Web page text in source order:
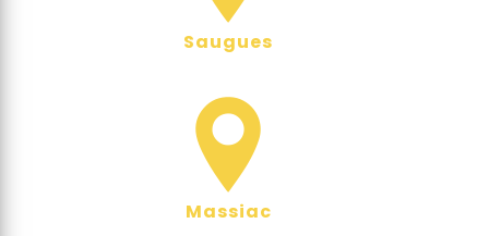
Saugues
Massiac